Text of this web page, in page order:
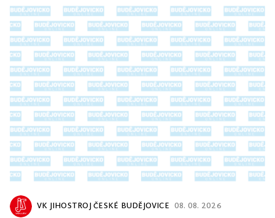
VK JIHOSTROJ ČESKÉ BUDĚJOVICE 08. 08. 2026